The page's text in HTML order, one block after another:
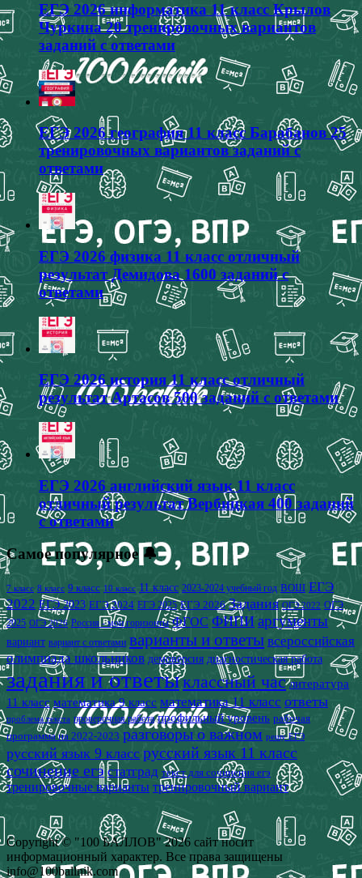
ЕГЭ 2026 информатика 11 класс Крылов
Чуркина 20 тренировочных вариантов
заданий с ответами
ЕГЭ 2026 география 11 класс Барабанов 25
тренировочных вариантов заданий с
ответами
ЕГЭ 2026 физика 11 класс отличный
результат Демидова 1600 заданий с
ответами
ЕГЭ 2026 история 11 класс отличный
результат Артасов 500 заданий с ответами
ЕГЭ 2026 английский язык 11 класс
отличный результат Вербицкая 400 заданий
с ответами
Самое популярное 🔔
7 класс 8 класс 9 класс 10 класс 11 класс 2023-2024 учебный год ВОШ ЕГЭ
2022 ЕГЭ 2023 ЕГЭ 2024 ЕГЭ 2025 ЕГЭ 2026 Задания ОГЭ 2022 ОГЭ
2025 ОГЭ 2026 Россия - мои горизонты ФГОС ФИПИ аргументы
вариант вариант с ответами варианты и ответы всероссийская
олимпиада школьников демоверсия диагностическая работа
задания и ответыклассный час литература
11 класс математика 9 класс математика 11 класс ответы
проблема текста проверочная работа профильный уровень рабочая
программа на 2022-2023 разговоры о важном решу ЕГЭ
русский язык 9 класс русский язык 11 класс
сочинение егэ статград текст для сочинения егэ
тренировочные варианты тренировочный вариант
Copyright © "100 БАЛЛОВ" 2026 сайт носит
информационный характер. Все права защищены
info@100ballnik.com